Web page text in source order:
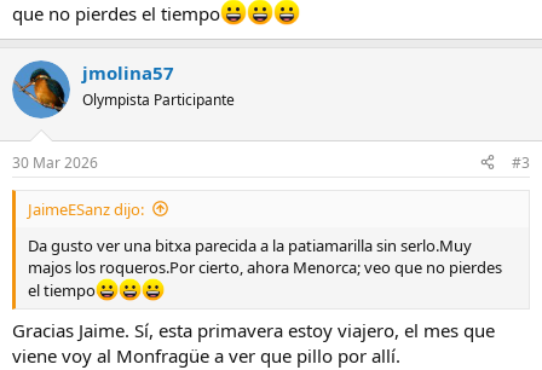
que no pierdes el tiempo
jmolina57
Olympista Participante
30 Mar 2026 #3
JaimeESanz dijo:
Da gusto ver una bitxa parecida a la patiamarilla sin serlo.Muy
majos los roqueros.Por cierto, ahora Menorca; veo que no pierdes
el tiempo
Gracias Jaime. Sí, esta primavera estoy viajero, el mes que
viene voy al Monfragüe a ver que pillo por allí.